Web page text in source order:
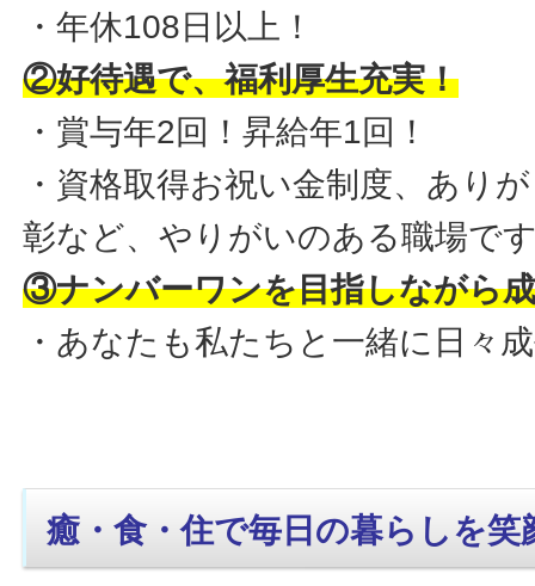
・年休108日以上！
②好待遇で、福利厚生充実！
・賞与年2回！昇給年1回！
・資格取得お祝い金制度、あり
彰など、やりがいのある職場で
③ナンバーワンを目指しながら
・あなたも私たちと一緒に日々
癒・食・住で毎日の暮らしを笑